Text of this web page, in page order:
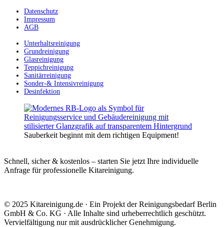
Datenschutz
Impressum
AGB
Unterhaltsreinigung
Grundreinigung
Glasreinigung
Teppichreinigung
Sanitärreinigung
Sonder-& Intensivreinigung
Desinfektion
Sauberkeit beginnt mit dem richtigen Equipment!
Schnell, sicher & kostenlos – starten Sie jetzt Ihre individuelle
Anfrage für professionelle Kitareinigung.
© 2025 Kitareinigung.de · Ein Projekt der Reinigungsbedarf Berlin
GmbH & Co. KG · Alle Inhalte sind urheberrechtlich geschützt.
Vervielfältigung nur mit ausdrücklicher Genehmigung.